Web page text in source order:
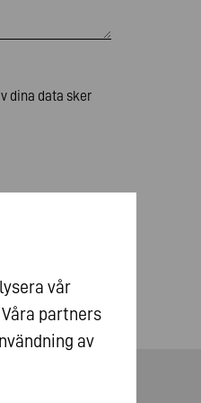
dina data sker
vår
partners
av